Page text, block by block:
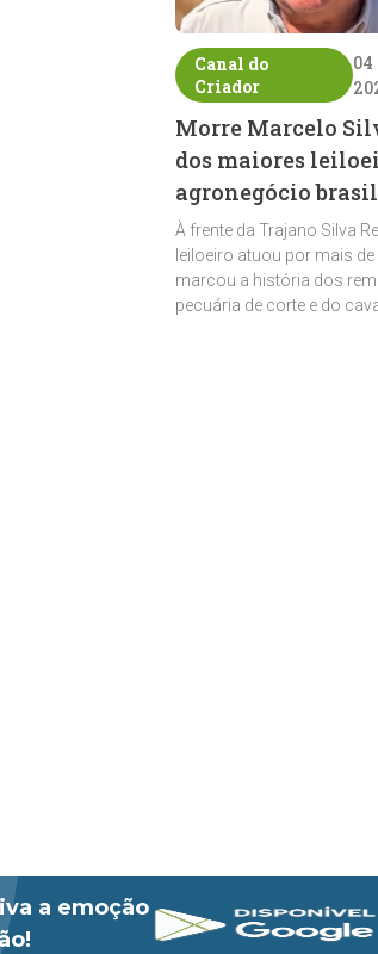
Canal do
Criador
04
Morre Marcelo
dos maiores
agronegócio
À frente da Trajano Silva
leiloeiro atuou por mais
marcou a história dos
pecuária de corte e do
a emoção